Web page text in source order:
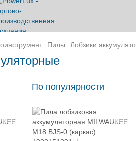
Пилы Лобзики
По популярности